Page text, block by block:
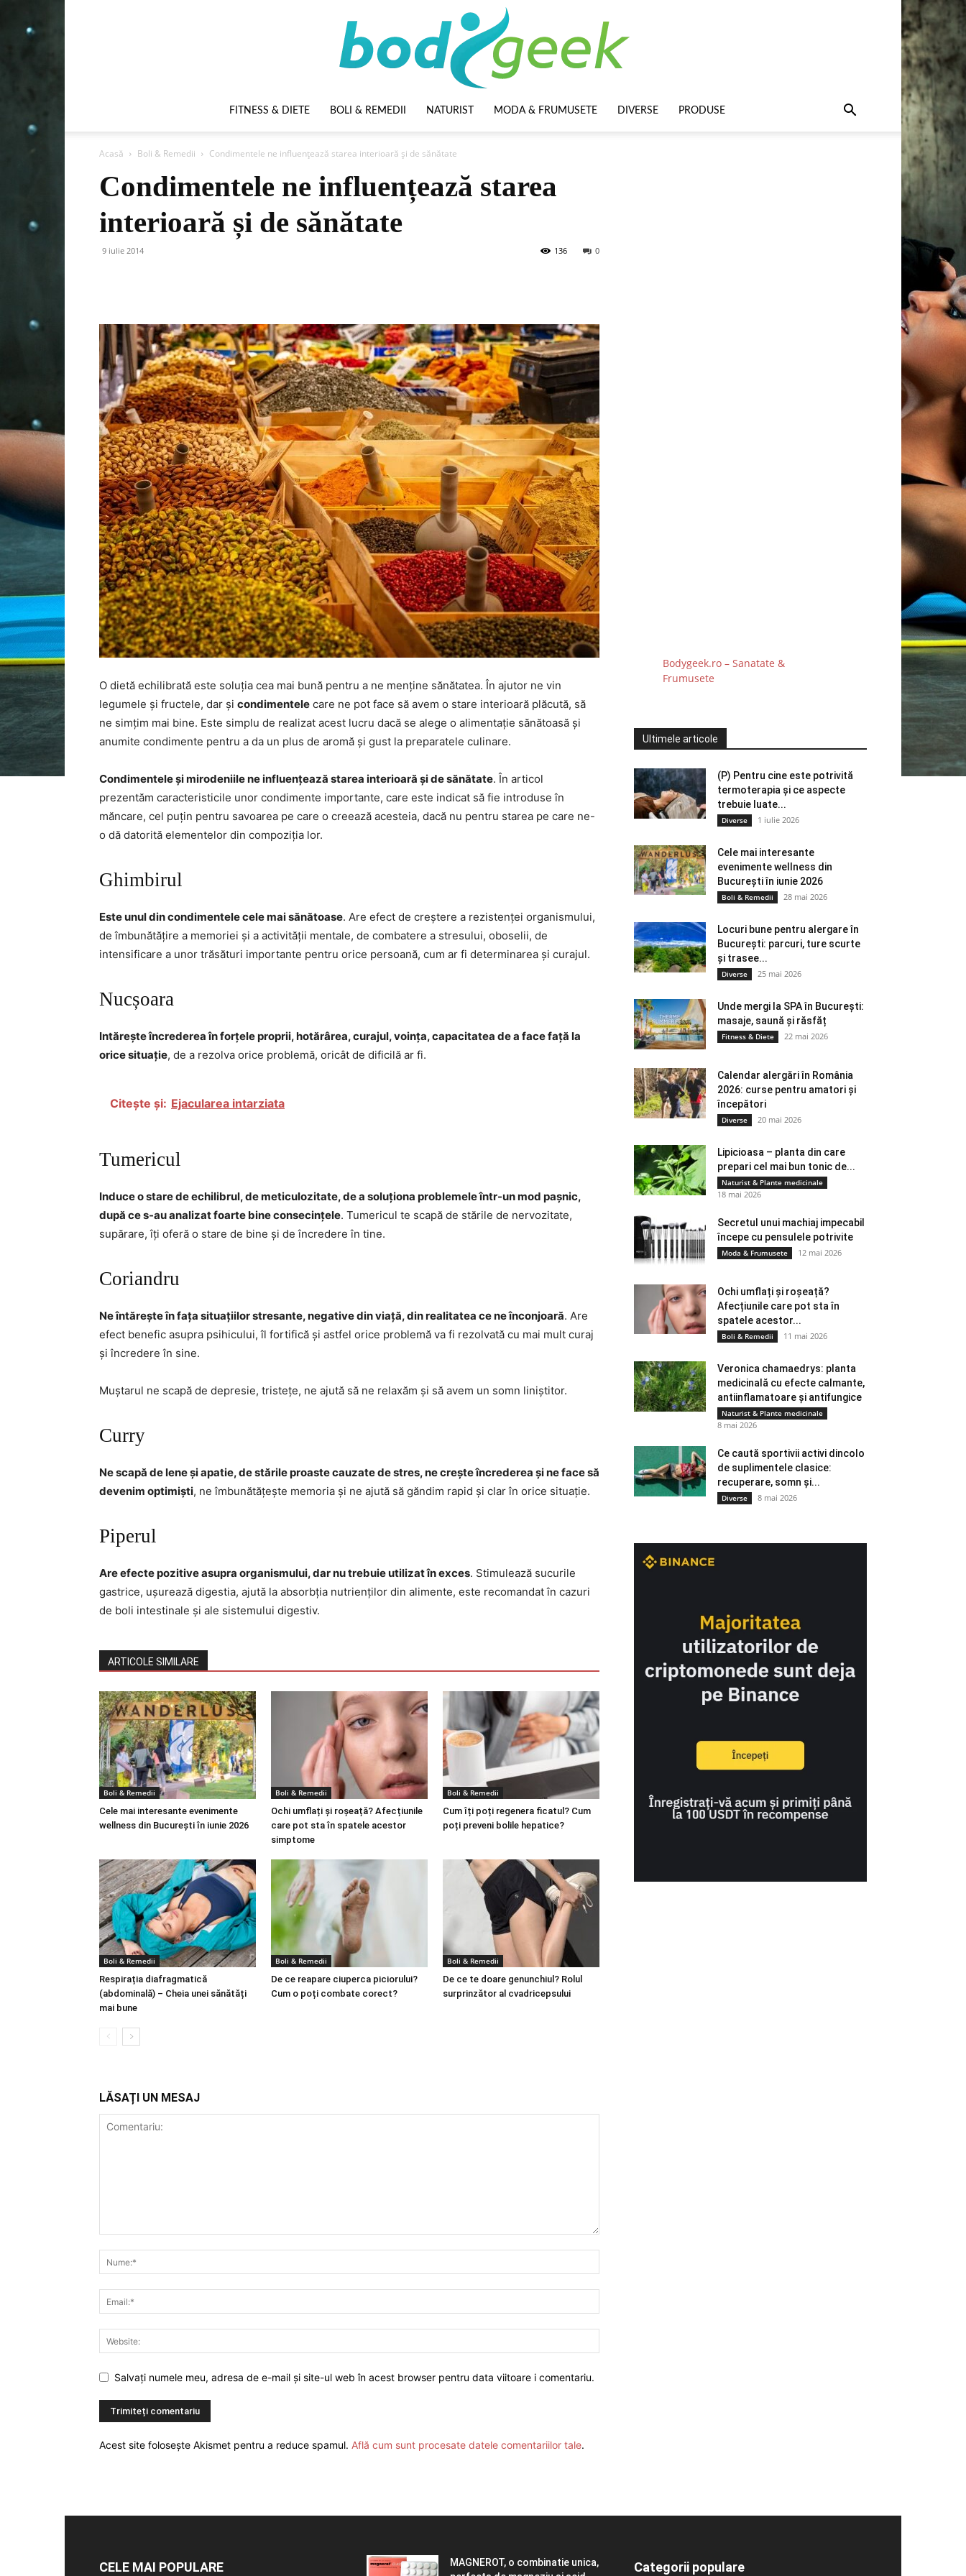
FITNESS & DIETE BOLI & REMEDII NATURIST MODA & FRUMUSETE DIVERSE PRODUSE
Acasă Boli & Remedii Condimentele ne influențează starea interioară și de sănătate
Condimentele ne influențează starea
interioară și de sănătate
9 iulie 2014 0
136
O dietă echilibrată este soluția cea mai bună pentru a ne menține sănătatea. În ajutor ne vin
legumele și fructele, dar și condimentele care ne pot face să avem o stare interioară plăcută, să
ne simțim mai bine. Este simplu de realizat acest lucru dacă se alege o alimentație sănătoasă și
anumite condimente pentru a da un plus de aromă și gust la preparatele culinare.
Condimentele și mirodeniile ne influențează starea interioară și de sănătate. În articol
prezentăm caracteristicile unor condimente importante, care este indicat să fie introduse în
măncare, cel puțin pentru savoarea pe care o creează acesteia, dacă nu pentru starea pe care ne-
o dă datorită elementelor din compoziția lor.
Ghimbirul
Este unul din condimentele cele mai sănătoase. Are efect de creștere a rezistenței organismului,
de îmbunătățire a memoriei și a activității mentale, de combatere a stresului, oboselii, de
intensificare a unor trăsături importante pentru orice persoană, cum ar fi determinarea și curajul.
Nucșoara
Intărește încrederea în forțele proprii, hotărârea, curajul, voința, capacitatea de a face față la
orice situație, de a rezolva orice problemă, oricât de dificilă ar fi.
Citește și: Ejacularea intarziata
Tumericul
Induce o stare de echilibrul, de meticulozitate, de a soluționa problemele într-un mod pașnic,
după ce s-au analizat foarte bine consecințele. Tumericul te scapă de stările de nervozitate,
supărare, îți oferă o stare de bine și de încredere în tine.
Coriandru
Ne întărește în fața situațiilor stresante, negative din viață, din realitatea ce ne înconjoară. Are
efect benefic asupra psihicului, îl fortifică și astfel orice problemă va fi rezolvată cu mai mult curaj
și încredere în sine.
Muștarul ne scapă de depresie, tristețe, ne ajută să ne relaxăm și să avem un somn liniștitor.
Curry
Ne scapă de lene și apatie, de stările proaste cauzate de stres, ne crește încrederea și ne face să
devenim optimiști, ne îmbunătățește memoria și ne ajută să găndim rapid și clar în orice situație.
Piperul
Are efecte pozitive asupra organismului, dar nu trebuie utilizat în exces. Stimulează sucurile
gastrice, ușurează digestia, ajută la absorbția nutrienților din alimente, este recomandat în cazuri
de boli intestinale și ale sistemului digestiv.
ARTICOLE SIMILARE
Boli & Remedii
Cele mai interesante evenimente
wellness din București în iunie 2026
Boli & Remedii
Ochi umflați și roșeață? Afecțiunile
care pot sta în spatele acestor
simptome
Boli & Remedii
Cum îți poți regenera ficatul? Cum
poți preveni bolile hepatice?
Boli & Remedii
Respirația diafragmatică
(abdominală) – Cheia unei sănătăți
mai bune
Boli & Remedii
De ce reapare ciuperca piciorului?
Cum o poți combate corect?
Boli & Remedii
De ce te doare genunchiul? Rolul
surprinzător al cvadricepsului
LĂSAȚI UN MESAJ
Salvați numele meu, adresa de e-mail și site-ul web în acest browser pentru data viitoare i comentariu.
Acest site folosește Akismet pentru a reduce spamul. Află cum sunt procesate datele comentariilor tale.
Bodygeek.ro – Sanatate &
Frumusete
Ultimele articole
(P) Pentru cine este potrivită
termoterapia și ce aspecte
trebuie luate...
Diverse 1 iulie 2026
Cele mai interesante
evenimente wellness din
București în iunie 2026
Boli & Remedii 28 mai 2026
Locuri bune pentru alergare în
București: parcuri, ture scurte
și trasee...
Diverse 25 mai 2026
Unde mergi la SPA în București:
masaje, saună și răsfăț
Fitness & Diete 22 mai 2026
Calendar alergări în România
2026: curse pentru amatori și
începători
Diverse 20 mai 2026
Lipicioasa – planta din care
prepari cel mai bun tonic de...
Naturist & Plante medicinale
18 mai 2026
Secretul unui machiaj impecabil
începe cu pensulele potrivite
Moda & Frumusete 12 mai 2026
Ochi umflați și roșeață?
Afecțiunile care pot sta în
spatele acestor...
Boli & Remedii 11 mai 2026
Veronica chamaedrys: planta
medicinală cu efecte calmante,
antiinflamatoare și antifungice
Naturist & Plante medicinale
8 mai 2026
Ce caută sportivii activi dincolo
de suplimentele clasice:
recuperare, somn și...
Diverse 8 mai 2026
CELE MAI POPULARE
MAGNEROT, o combinatie unica,
Categorii populare